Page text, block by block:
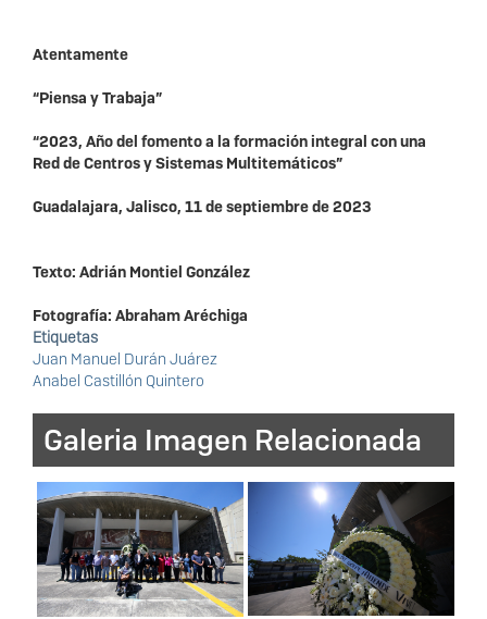
Atentamente
“Piensa y Trabaja”
“2023, Año del fomento a la formación integral con una
Red de Centros y Sistemas Multitemáticos”
Guadalajara, Jalisco, 11 de septiembre de 2023
Texto: Adrián Montiel González
Fotografía: Abraham Aréchiga
Etiquetas
Juan Manuel Durán Juárez
Anabel Castillón Quintero
Galeria Imagen Relacionada